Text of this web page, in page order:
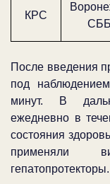
КРС
После введения
под
минут. В
ежедневно в
состояния
применяли
гепатопротекторы.